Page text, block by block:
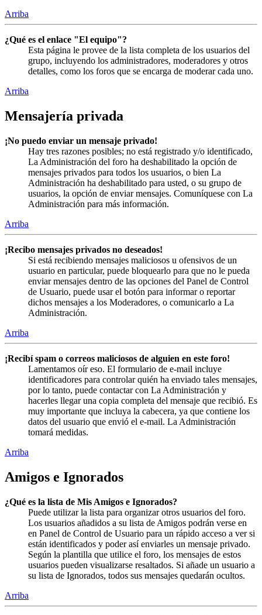
Arriba
¿Qué es el enlace "El equipo"?
Esta página le provee de la lista completa de los usuarios del
grupo, incluyendo los administradores, moderadores y otros
detalles, como los foros que se encarga de moderar cada uno.
Arriba
Mensajería privada
¡No puedo enviar un mensaje privado!
Hay tres razones posibles; no está registrado y/o identificado,
La Administración del foro ha deshabilitado la opción de
mensajes privados para todos los usuarios, o bien La
Administración ha deshabilitado para usted, o su grupo de
usuarios, la opción de enviar mensajes. Comuníquese con La
Administración para más información.
Arriba
¡Recibo mensajes privados no deseados!
Si está recibiendo mensajes maliciosos u ofensivos de un
usuario en particular, puede bloquearlo para que no le pueda
enviar mensajes dentro de las opciones del Panel de Control
de Usuario, puede usar el botón para informar o reportar
dichos mensajes a los Moderadores, o comunicarlo a La
Administración.
Arriba
¡Recibí spam o correos maliciosos de alguien en este foro!
Lamentamos oír eso. El formulario de e-mail incluye
identificadores para controlar quién ha enviado tales mensajes,
por lo tanto, puede contactar con La Administración y
hacerles llegar una copia completa del mensaje que recibió. Es
muy importante que incluya la cabecera, ya que contiene los
datos del usuario que envió el e-mail. La Administración
tomará medidas.
Arriba
Amigos e Ignorados
¿Qué es la lista de Mis Amigos e Ignorados?
Puede utilizar la lista para organizar otros usuarios del foro.
Los usuarios añadidos a su lista de Amigos podrán verse en
en Panel de Control de Usuario para un rápido acceso a ver si
están identificados y poder así enviarles un mensaje privado.
Según la plantilla que utilice el foro, los mensajes de estos
usuarios pueden visualizarse resaltados. Si añade un usuario a
su lista de Ignorados, todos sus mensajes quedarán ocultos.
Arriba